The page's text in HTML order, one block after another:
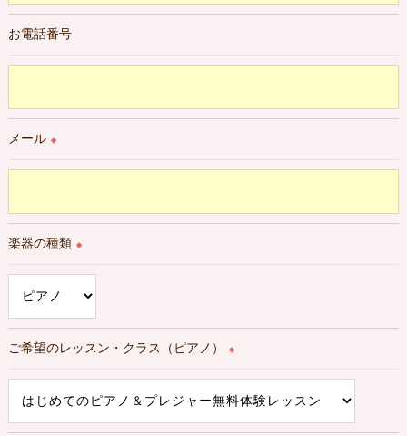
管理対策を実施します。
＜個人情報を与えなかった場合に生じる結果＞
い。
＜個人情報の開示･訂正・削除･利用停止の手続について＞
ご本人である事を確認のうえ、対応させて頂きます。
個人情報の開示･訂正･削除・利用停止の具体的手続きにつきま
しては、お電話でお問合せ下さい。
お電話番号
メール ※
楽器の種類 ※
ご希望のレッスン・クラス（ピアノ） ※